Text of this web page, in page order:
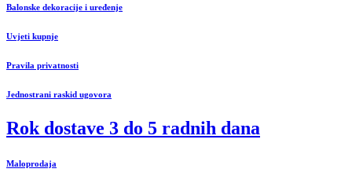
Balonske dekoracije i uređenje
Uvjeti kupnje
Pravila privatnosti
Jednostrani raskid ugovora
Rok dostave 3 do 5 radnih dana
Maloprodaja